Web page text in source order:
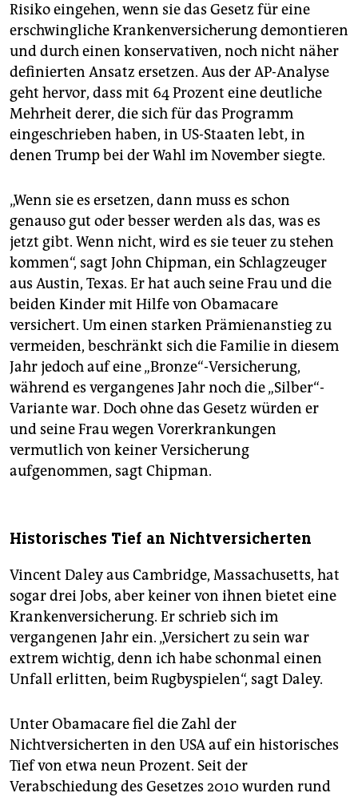
Risiko eingehen, wenn sie das Gesetz für eine
erschwingliche Krankenversicherung demontieren
und durch einen konservativen, noch nicht näher
definierten Ansatz ersetzen. Aus der AP-Analyse
geht hervor, dass mit 64 Prozent eine deutliche
Mehrheit derer, die sich für das Programm
eingeschrieben haben, in US-Staaten lebt, in
denen Trump bei der Wahl im November siegte.
„Wenn sie es ersetzen, dann muss es schon
genauso gut oder besser werden als das, was es
jetzt gibt. Wenn nicht, wird es sie teuer zu stehen
kommen“, sagt John Chipman, ein Schlagzeuger
aus Austin, Texas. Er hat auch seine Frau und die
beiden Kinder mit Hilfe von Obamacare
versichert. Um einen starken Prämienanstieg zu
vermeiden, beschränkt sich die Familie in diesem
Jahr jedoch auf eine „Bronze“-Versicherung,
während es vergangenes Jahr noch die „Silber“-
Variante war. Doch ohne das Gesetz würden er
und seine Frau wegen Vorerkrankungen
vermutlich von keiner Versicherung
aufgenommen, sagt Chipman.
Historisches Tief an Nichtversicherten
Vincent Daley aus Cambridge, Massachusetts, hat
sogar drei Jobs, aber keiner von ihnen bietet eine
Krankenversicherung. Er schrieb sich im
vergangenen Jahr ein. „Versichert zu sein war
extrem wichtig, denn ich habe schonmal einen
Unfall erlitten, beim Rugbyspielen“, sagt Daley.
Unter Obamacare fiel die Zahl der
Nichtversicherten in den USA auf ein historisches
Tief von etwa neun Prozent. Seit der
Verabschiedung des Gesetzes 2010 wurden rund